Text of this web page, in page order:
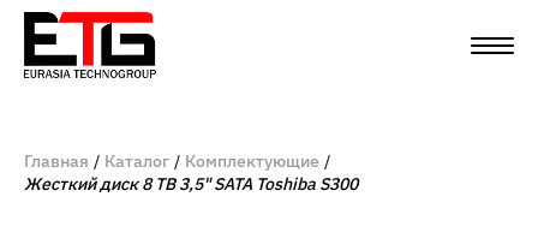
Главная Каталог
Комплектующие
Жесткий диск 8 TB 3,5" SATA Toshiba S300